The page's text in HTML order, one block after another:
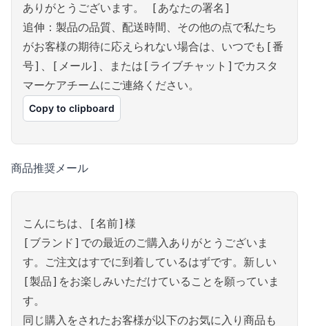
ありがとうございます。 [あなたの署名]
追伸：製品の品質、配送時間、その他の点で私たち
がお客様の期待に応えられない場合は、いつでも[番
号]、[メール]、または[ライブチャット]でカスタ
マーケアチームにご連絡ください。
Copy to clipboard
商品推奨メール
こんにちは、[名前]様
[ブランド]での最近のご購入ありがとうございま
す。ご注文はすでに到着しているはずです。新しい
[製品]をお楽しみいただけていることを願っていま
す。
同じ購入をされたお客様が以下のお気に入り商品も